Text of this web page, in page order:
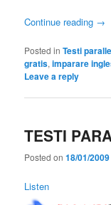
Continue reading →
Posted in Testi
gratis,imparare
Leave a reply
TESTI
Posted on18/01/2009
Listen